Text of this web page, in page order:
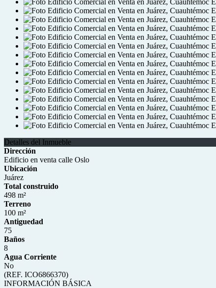
Detalles del Inmueble
Dirección
Edificio en venta calle Oslo
Ubicación
Juárez
Total construido
498 m²
Terreno
100 m²
Antiguedad
75
Baños
8
Agua Corriente
No
(REF. ICO6866370)
INFORMACIÓN BÁSICA